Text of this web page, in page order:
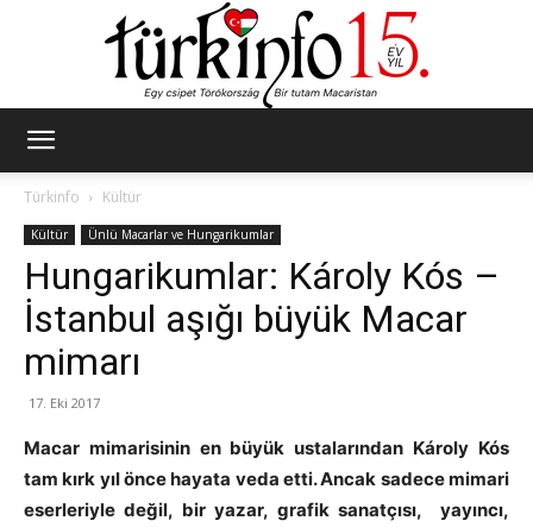
Türkinfo
Kültür
Kültür Ünlü Macarlar ve Hungarikumlar
Hungarikumlar: Károly Kós –
İstanbul aşığı büyük Macar
mimarı
17. Eki 2017
Macar mimarisinin en büyük ustalarından Károly Kós
tam kırk yıl önce hayata veda etti. Ancak sadece mimari
eserleriyle değil, bir yazar, grafik sanatçısı, yayıncı,